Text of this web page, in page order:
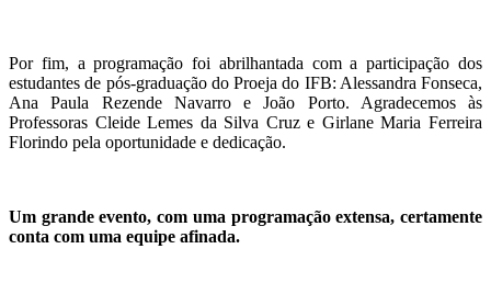
Por fim, a programação foi abrilhantada com a participação dos
estudantes de pós-graduação do Proeja do IFB: Alessandra Fonseca,
Ana Paula Rezende Navarro e João Porto. Agradecemos às
Professoras Cleide Lemes da Silva Cruz e Girlane Maria Ferreira
Florindo pela oportunidade e dedicação.
Um grande evento, com uma programação extensa, certamente
conta com uma equipe afinada.